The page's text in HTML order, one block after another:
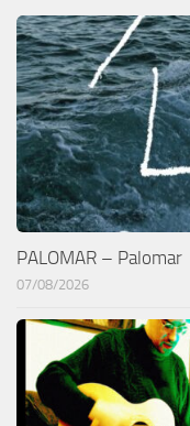
PALOMAR – Palomar
07/08/2026